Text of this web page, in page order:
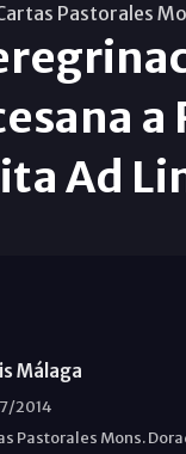
Pastorales
a
Ad
Málaga
2014
Pastorales Mons.